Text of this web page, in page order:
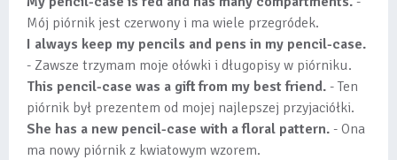
Mój piórnik jest czerwony i ma wiele przegródek.
I always keep my pencils and pens in my pencil-case.
- Zawsze trzymam moje ołówki i długopisy w piórniku.
This pencil-case was a gift from my best friend. - Ten
piórnik był prezentem od mojej najlepszej przyjaciółki.
She has a new pencil-case with a floral pattern. - Ona
ma nowy piórnik z kwiatowym wzorem.